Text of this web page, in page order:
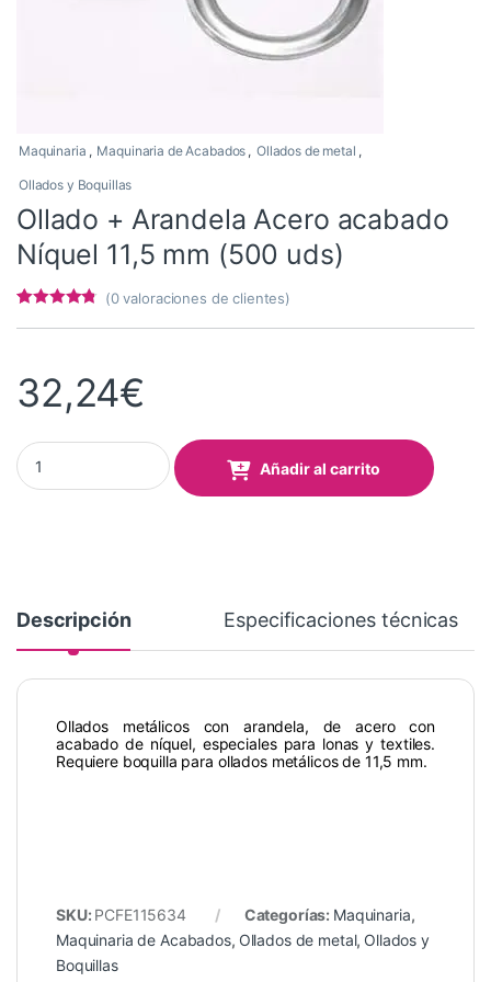
Maquinaria , Maquinaria de Acabados , Ollados de metal ,
Ollados y Boquillas
Ollado + Arandela Acero acabado
Níquel 11,5 mm (500 uds)
s de
clientes
(0valoraciones de clientes)
32,24€
Ollado + Arandela Acero acabado Níquel 11,5 mm (500 uds)
Añadir al carrito
Descripción Especificaciones técnicas
Ollados metálicos con arandela, de acero con
acabado de níquel, especiales para lonas y textiles.
Requiere boquilla para ollados metálicos de 11,5 mm.
SKU: PCFE115634 Categorías: Maquinaria,
Maquinaria de Acabados, Ollados de metal, Ollados y
Boquillas